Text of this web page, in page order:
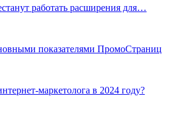
работать расширения для…
показателями ПромоСтраниц
маркетолога в 2024 году?